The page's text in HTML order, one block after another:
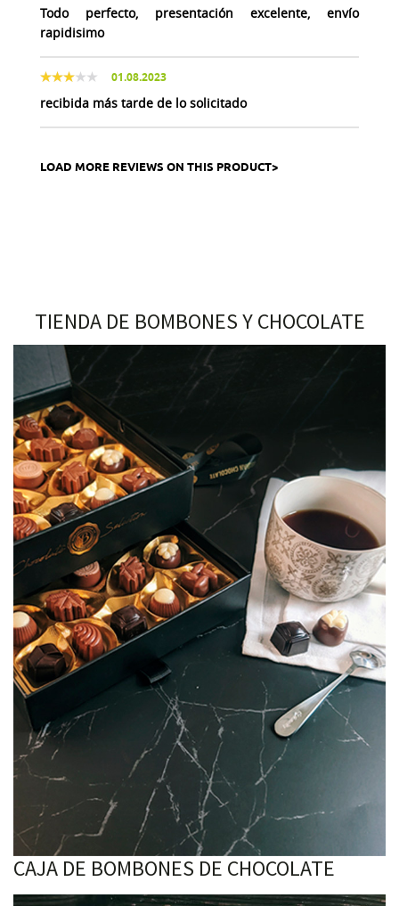
Todo perfecto, presentación excelente, envío
rapidisimo
01.08.2023
recibida más tarde de lo solicitado
LOAD MORE REVIEWS ON THIS PRODUCT>
TIENDA DE BOMBONES Y CHOCOLATE
CAJA DE BOMBONES DE CHOCOLATE